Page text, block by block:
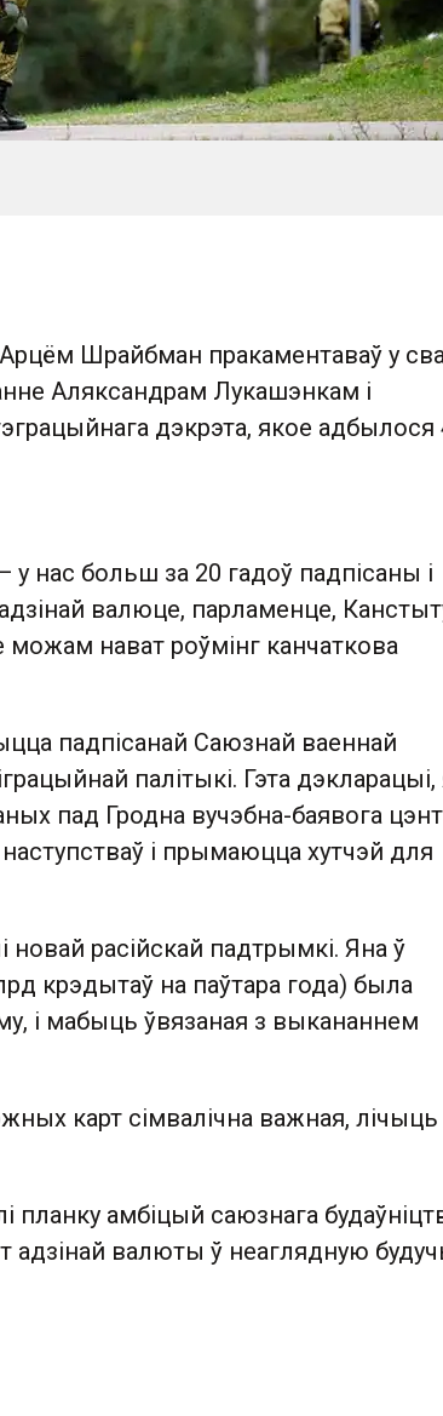
Шрайбман пракаментаваў у
Аляксандрам Лукашэнкам і
дэкрэта, якое адбылося
нас больш за 20 гадоў падпісаны і
адзінай валюце, парламенце,
можам нават роўмінг канчаткова
падпісанай Саюзнай ваеннай
палітыкі. Гэта дэкларацыі,
пад Гродна вучэбна-баявога
і прымаюцца хутчэй для
новай расійскай падтрымкі. Яна ў
крэдытаў на паўтара года) была
і мабыць ўвязаная з выкананнем
карт сімвалічна важная, лічыць
планку амбіцый саюзнага
валюты ў неаглядную